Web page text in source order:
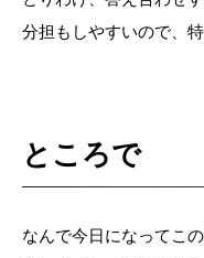
分担もしやすいので、
ところで
なんで今日になってこ